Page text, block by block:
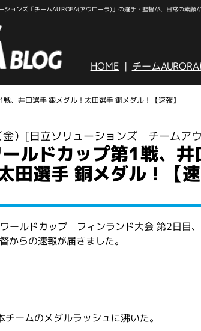
ョンズ「チームAUROEA(アウローラ)」の選手・監督が、日常の素顔
HOME チーム
、井口選手 銀メダル！太田選手 銅メダル！【速報】
） [日立ソリューションズ チームア
ルドカップ第1戦、井
田選手 銅メダル！【速
ールドカップ フィンランド大会 第2日目
らの速報が届きました。
ームのメダルラッシュに沸いた。